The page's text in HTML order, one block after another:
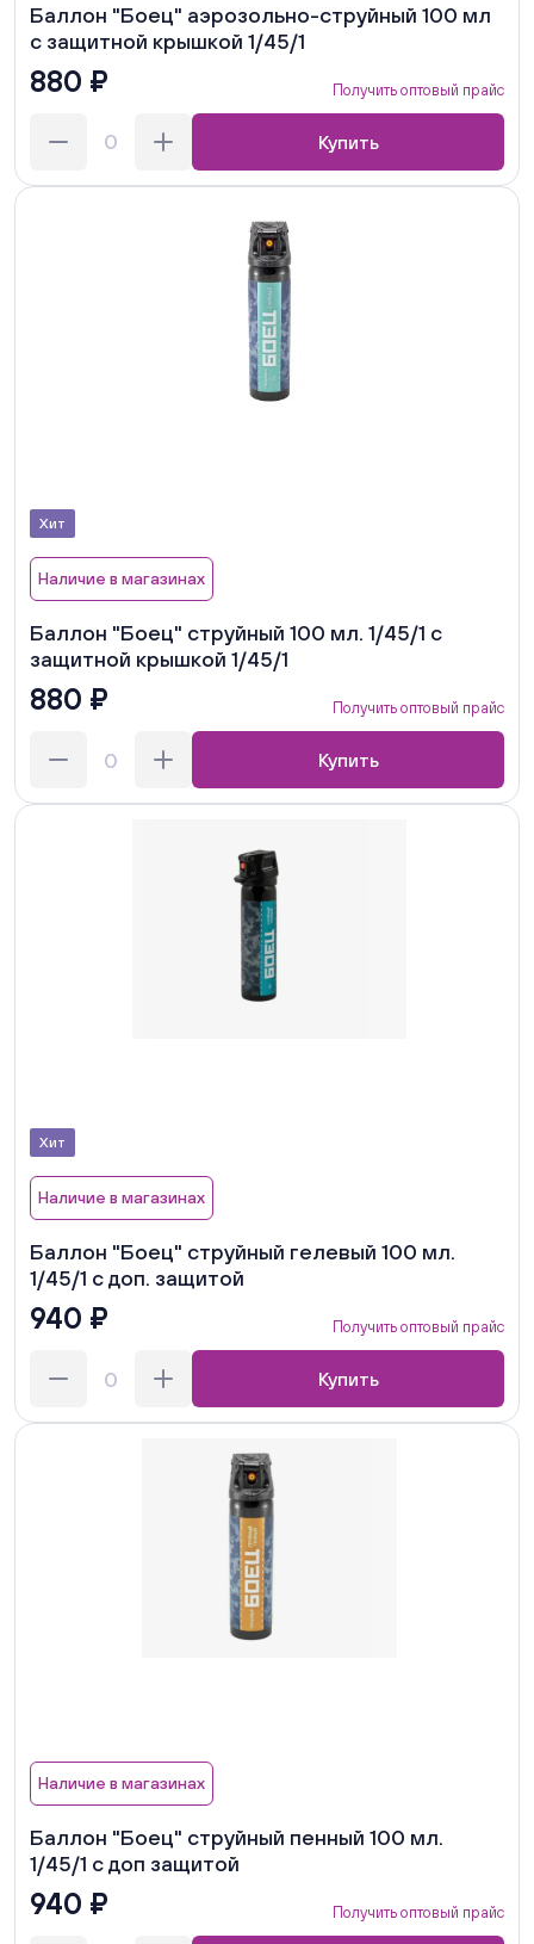
Баллон "Боец" аэрозольно-струйный 100 мл
с защитной крышкой 1/45/1
880 ₽ Получить оптовый прайс
Купить
Хит
Наличие в магазинах
Баллон "Боец" струйный 100 мл. 1/45/1 с
защитной крышкой 1/45/1
880 ₽ Получить оптовый прайс
Купить
Хит
Наличие в магазинах
Баллон "Боец" струйный гелевый 100 мл.
1/45/1 с доп. защитой
940 ₽ Получить оптовый прайс
Купить
Наличие в магазинах
Баллон "Боец" струйный пенный 100 мл.
1/45/1 с доп защитой
940 ₽ Получить оптовый прайс